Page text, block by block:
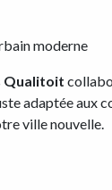
moderne
Qualitoit
adaptée aux
ville nouvelle.